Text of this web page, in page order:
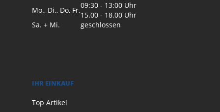
Mo., Di., Do, Fr.
09:30 - 13:00 Uhr
15.00 - 18.00 Uhr
Sa. + Mi.
geschlossen
IHR EINKAUF
Top Artikel